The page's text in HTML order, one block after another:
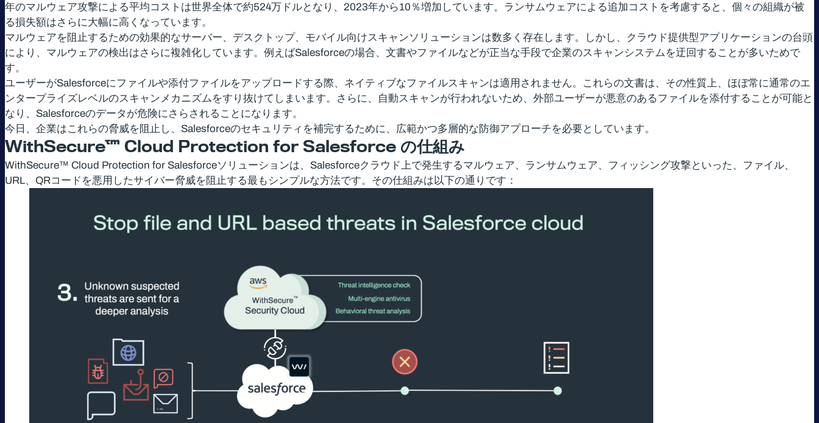
年のマルウェア攻撃による平均コストは世界全体で約524万ドルとなり、2023年から10％増加しています。ランサムウェアによる追加コストを考慮すると、個々の組織が被
る損失額はさらに大幅に高くなっています。
マルウェアを阻止するための効果的なサーバー、デスクトップ、モバイル向けスキャンソリューションは数多く存在します。しかし、クラウド提供型アプリケーションの台頭
により、マルウェアの検出はさらに複雑化しています。例えばSalesforceの場合、文書やファイルなどが正当な手段で企業のスキャンシステムを迂回することが多いためで
す。
ユーザーがSalesforceにファイルや添付ファイルをアップロードする際、ネイティブなファイルスキャンは適用されません。これらの文書は、その性質上、ほぼ常に通常のエ
ンタープライズレベルのスキャンメカニズムをすり抜けてしまいます。さらに、自動スキャンが行われないため、外部ユーザーが悪意のあるファイルを添付することが可能と
なり、Salesforceのデータが危険にさらされることになります。
今日、企業はこれらの脅威を阻止し、Salesforceのセキュリティを補完するために、広範かつ多層的な防御アプローチを必要としています。
WithSecure™ Cloud Protection for Salesforce の仕組み
WithSecure™ Cloud Protection for Salesforceソリューションは、Salesforceクラウド上で発生するマルウェア、ランサムウェア、フィッシング攻撃といった、ファイル、
URL、QRコードを悪用したサイバー脅威を阻止する最もシンプルな方法です。その仕組みは以下の通りです：